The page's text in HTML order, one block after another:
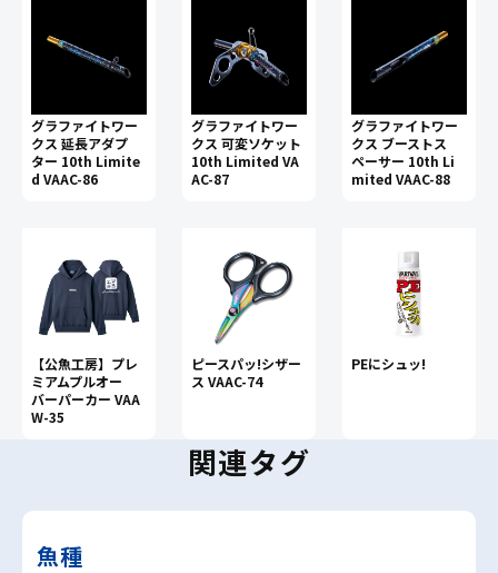
グラファイトワー
クス 延長アダプ
ター 10th Limite
d VAAC-86
グラファイトワー
クス 可変ソケット
10th Limited VA
AC-87
グラファイトワー
クス ブーストス
ペーサー 10th Li
mited VAAC-88
【公魚工房】プレ
ミアムプルオー
バーパーカー VAA
W-35
ピースパッ!シザー
ス VAAC-74
PEにシュッ!
関連タグ
魚種